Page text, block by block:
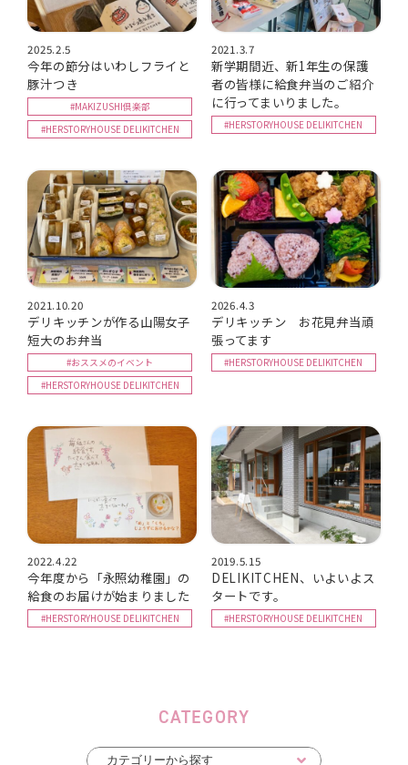
2025.2.5
今年の節分はいわしフライと
豚汁つき
#MAKIZUSHI倶楽部
#HERSTORYHOUSE DELIKITCHEN
2021.3.7
新学期間近、新1年生の保護
者の皆様に給食弁当のご紹介
に行ってまいりました。
#HERSTORYHOUSE DELIKITCHEN
2021.10.20
デリキッチンが作る山陽女子
短大のお弁当
#おススメのイベント
#HERSTORYHOUSE DELIKITCHEN
2026.4.3
デリキッチン お花見弁当頑
張ってます
#HERSTORYHOUSE DELIKITCHEN
2022.4.22
今年度から「永照幼稚園」の
給食のお届けが始まりました
#HERSTORYHOUSE DELIKITCHEN
2019.5.15
DELIKITCHEN、いよいよス
タートです。
#HERSTORYHOUSE DELIKITCHEN
CATEGORY